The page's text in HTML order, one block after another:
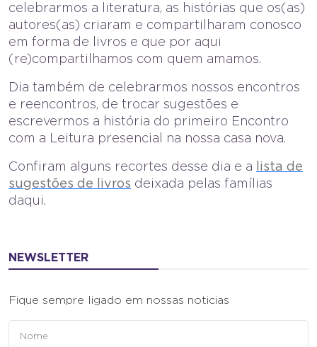
celebrarmos a literatura, as histórias que os(as)
autores(as) criaram e compartilharam conosco
em forma de livros e que por aqui
(re)compartilhamos com quem amamos.
Dia também de celebrarmos nossos encontros
e reencontros, de trocar sugestões e
escrevermos a história do primeiro Encontro
com a Leitura presencial na nossa casa nova.
Confiram alguns recortes desse dia e a
lista de
sugestões de livros deixada pelas famílias
daqui.
NEWSLETTER
Fique sempre ligado em nossas noticias